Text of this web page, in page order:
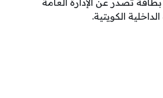
بطاقة تصدر عن الإدارة العامة
الكويتية.